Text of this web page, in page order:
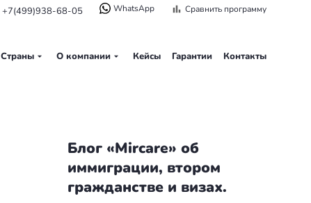
+7(499)938-68-05 WhatsApp Сравнить программу
Страны О компании Кейсы Гарантии Контакты
Блог «Mircare» об
иммиграции, втором
гражданстве и визах.